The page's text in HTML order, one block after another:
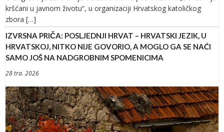
kršćani u javnom životu“, u organizaciji Hrvatskog katoličkog
zbora […]
IZVRSNA PRIČA: POSLJEDNJI HRVAT – HRVATSKI JEZIK, U
HRVATSKOJ, NITKO NIJE GOVORIO, A MOGLO GA SE NAĆI
SAMO JOŠ NA NADGROBNIM SPOMENICIMA
28 tra. 2026